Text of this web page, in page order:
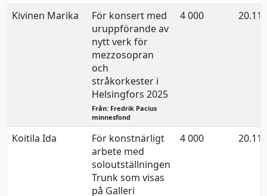
Kivinen Marika
För konsert med
uruppförande av
nytt verk för
mezzosopran
och
stråkorkester i
Helsingfors 2025
Från: Fredrik Pacius
minnesfond
4 000
Koitila Ida
För konstnärligt
arbete med
soloutställningen
Trunk som visas
på Galleri
4 000